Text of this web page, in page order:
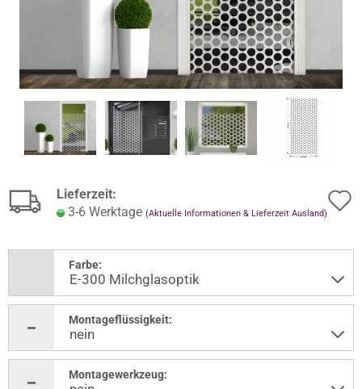
Lieferzeit:
3-6 Werktage (Aktuelle Informationen & Lieferzeit Ausland)
Farbe:
Montageflüssigkeit:
Montagewerkzeug: